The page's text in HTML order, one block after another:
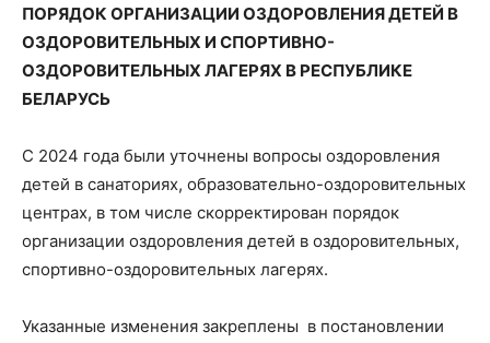
ПОРЯДОК ОРГАНИЗАЦИИ ОЗДОРОВЛЕНИЯ ДЕТЕЙ В
ОЗДОРОВИТЕЛЬНЫХ И СПОРТИВНО-
ОЗДОРОВИТЕЛЬНЫХ ЛАГЕРЯХ В РЕСПУБЛИКЕ
БЕЛАРУСЬ
С 2024 года были уточнены вопросы оздоровления
детей в санаториях, образовательно-оздоровительных
центрах, в том числе скорректирован порядок
организации оздоровления детей в оздоровительных,
спортивно-оздоровительных лагерях.
Указанные изменения закреплены в постановлении